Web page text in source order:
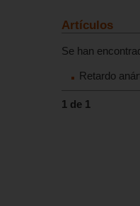
Artículos
Se han
Retardo
1 de 1